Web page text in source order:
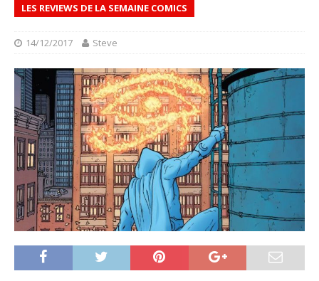
LES REVIEWS DE LA SEMAINE COMICS
14/12/2017 Steve